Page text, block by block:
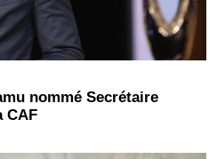
nommé Secrétaire
CAF